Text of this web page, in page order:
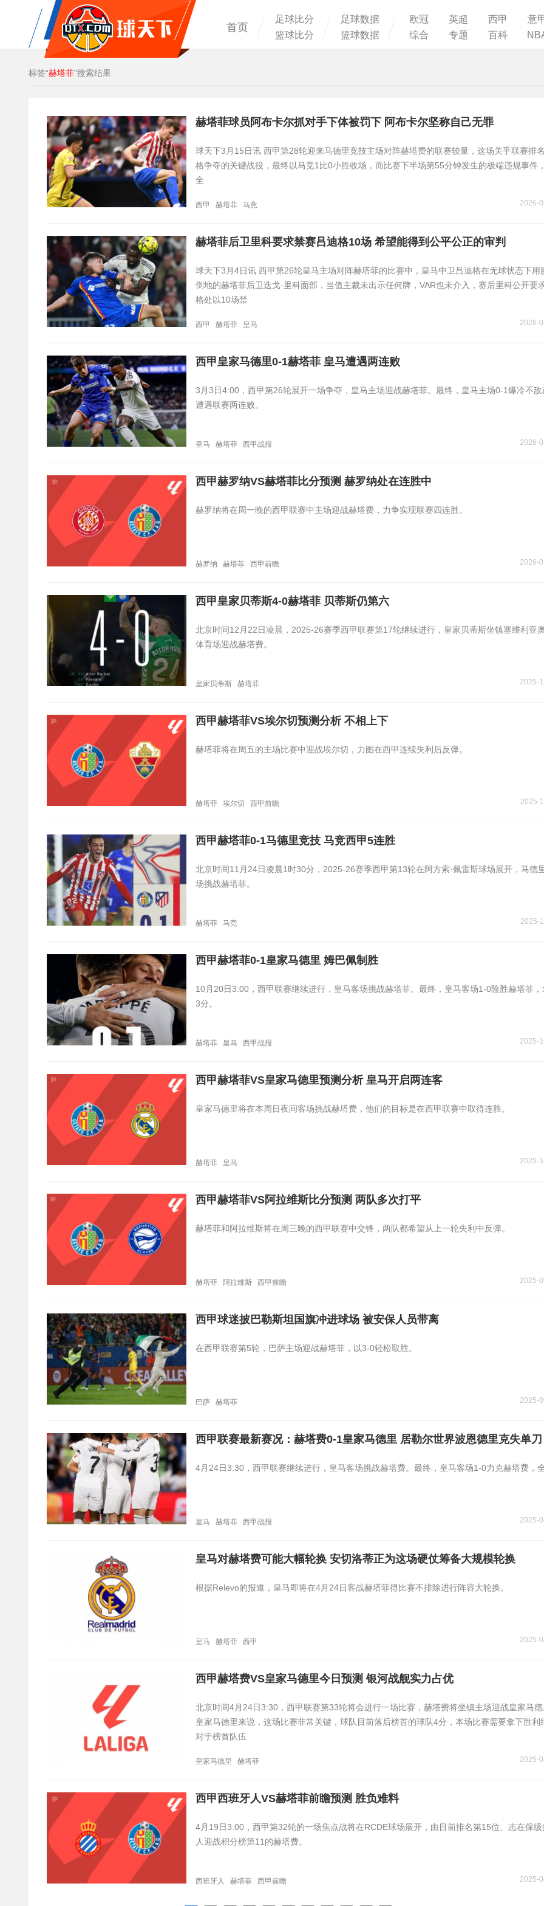
首页
足球比分
篮球比分
足球数据
篮球数据
欧冠 英超 西甲 意
综合
专题 百科
标签“赫塔菲”搜索结果
赫塔菲球员阿布卡尔抓对手下体被罚下 阿布卡尔坚称自己无罪
球天下3月15日讯 西甲第28轮迎来马德里竞技主场对阵赫塔费的联赛较量，这场关乎联赛排
格争夺的关键战役，最终以马竞1比0小胜收场，而比赛下半场第55分钟发生的极端违规事件
全
西甲 赫塔菲 马竞 2026-
赫塔菲后卫里科要求禁赛吕迪格10场 希望能得到公平公正的审判
球天下3月4日讯 西甲第26轮皇马主场对阵赫塔菲的比赛中，皇马中卫吕迪格在无球状态下用
倒地的赫塔菲后卫迭戈·里科面部，当值主裁未出示任何牌，VAR也未介入，赛后里科公开要
格处以10场禁
西甲 赫塔菲 皇马 2026-
西甲皇家马德里0-1赫塔菲 皇马遭遇两连败
3月3日4:00，西甲第26轮展开一场争夺，皇马主场迎战赫塔菲。最终，皇马主场0-1爆冷不敌
遭遇联赛两连败。
皇马 赫塔菲 西甲战报 2026-
西甲赫罗纳VS赫塔菲比分预测 赫罗纳处在连胜中
赫罗纳将在周一晚的西甲联赛中主场迎战赫塔费，力争实现联赛四连胜。
赫罗纳 赫塔菲 西甲前瞻 2026-
西甲皇家贝蒂斯4-0赫塔菲 贝蒂斯仍第六
北京时间12月22日凌晨，2025-26赛季西甲联赛第17轮继续进行，皇家贝蒂斯坐镇塞维利亚
体育场迎战赫塔费。
皇家贝蒂斯 赫塔菲 2025-
西甲赫塔菲VS埃尔切预测分析 不相上下
赫塔菲将在周五的主场比赛中迎战埃尔切，力图在西甲连续失利后反弹。
赫塔菲 埃尔切 西甲前瞻 2025-
西甲赫塔菲0-1马德里竞技 马竞西甲5连胜
北京时间11月24日凌晨1时30分，2025-26赛季西甲第13轮在阿方索·佩雷斯球场展开，马德
场挑战赫塔菲。
赫塔菲 马竞 2025-
西甲赫塔菲0-1皇家马德里 姆巴佩制胜
10月20日3:00，西甲联赛继续进行，皇马客场挑战赫塔菲。最终，皇马客场1-0险胜赫塔菲
3分。
赫塔菲 皇马 西甲战报 2025-
西甲赫塔菲VS皇家马德里预测分析 皇马开启两连客
皇家马德里将在本周日夜间客场挑战赫塔费，他们的目标是在西甲联赛中取得连胜。
赫塔菲 皇马 2025-
西甲赫塔菲VS阿拉维斯比分预测 两队多次打平
赫塔菲和阿拉维斯将在周三晚的西甲联赛中交锋，两队都希望从上一轮失利中反弹。
赫塔菲 阿拉维斯 西甲前瞻 2025-
西甲球迷披巴勒斯坦国旗冲进球场 被安保人员带离
在西甲联赛第5轮，巴萨主场迎战赫塔菲，以3-0轻松取胜。
巴萨 赫塔菲 2025-
西甲联赛最新赛况：赫塔费0-1皇家马德里 居勒尔世界波恩德里克失单刀
4月24日3:30，西甲联赛继续进行，皇马客场挑战赫塔费。最终，皇马客场1-0力克赫塔费，全
皇马 赫塔菲 西甲战报 2025-
皇马对赫塔费可能大幅轮换 安切洛蒂正为这场硬仗筹备大规模轮换
根据Relevo的报道，皇马即将在4月24日客战赫塔菲得比赛不排除进行阵容大轮换。
皇马 赫塔菲 西甲 2025-
西甲赫塔费VS皇家马德里今日预测 银河战舰实力占优
北京时间4月24日3:30，西甲联赛第33轮将会进行一场比赛，赫塔费将坐镇主场迎战皇家马
皇家马德里来说，这场比赛非常关键，球队目前落后榜首的球队4分，本场比赛需要拿下胜利
对于榜首队伍
皇家马德里 赫塔菲 2025-
西甲西班牙人VS赫塔菲前瞻预测 胜负难料
4月19日3:00，西甲第32轮的一场焦点战将在RCDE球场展开，由目前排名第15位、志在保
人迎战积分榜第11的赫塔费。
西班牙人 赫塔菲 西甲前瞻 2025-